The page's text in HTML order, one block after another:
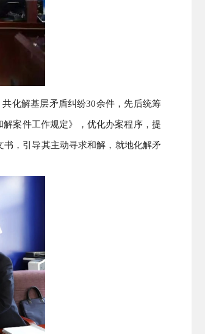
化解基层矛盾纠纷30余件，先后统筹
案件工作规定》，优化办案程序，提
，引导其主动寻求和解，就地化解矛